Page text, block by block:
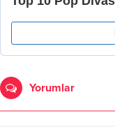
Yorumlar